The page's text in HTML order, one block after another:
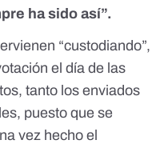
ha sido así”.
“custodiando”,
el día de las
tanto los enviados
puesto que se
vez hecho el